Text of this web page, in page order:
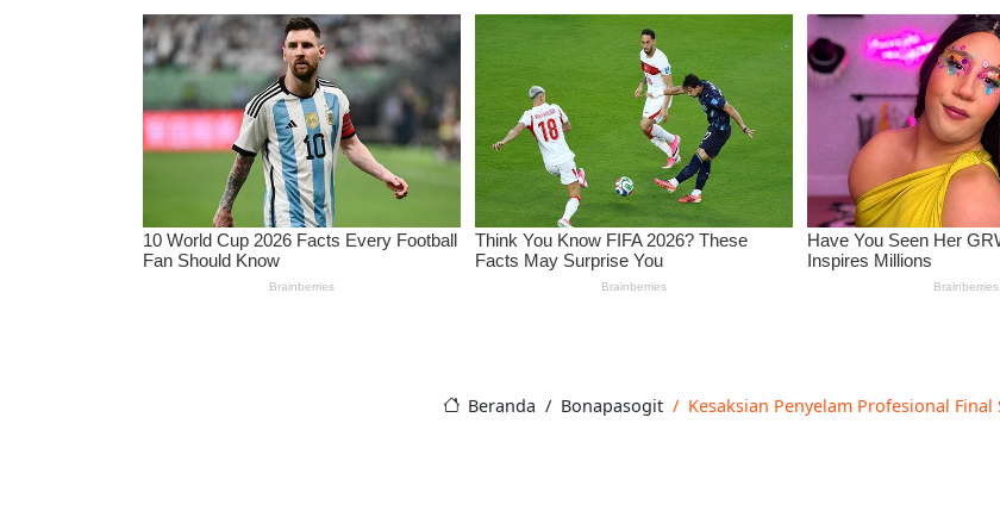
Beranda Bonapasogit Kesaksian Penyelam Profesional Final